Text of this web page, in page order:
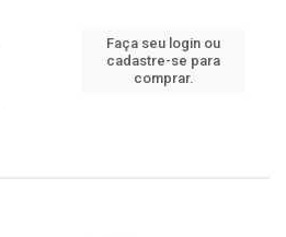
Faça seu login ou
cadastre-se para
comprar.